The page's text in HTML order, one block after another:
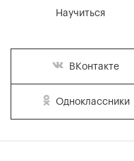
Научиться
ВКонтакте
Одноклассники